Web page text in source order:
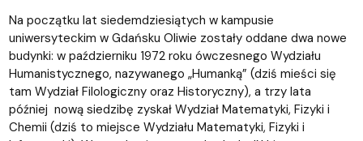
Na początku lat siedemdziesiątych w kampusie
uniwersyteckim w Gdańsku Oliwie zostały oddane dwa nowe
budynki: w październiku 1972 roku ówczesnego Wydziału
Humanistycznego, nazywanego „Humanką” (dziś mieści się
tam Wydział Filologiczny oraz Historyczny), a trzy lata
później nową siedzibę zyskał Wydział Matematyki, Fizyki i
Chemii (dziś to miejsce Wydziału Matematyki, Fizyki i